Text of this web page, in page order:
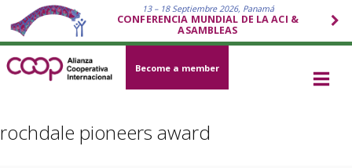
13 – 18 Septiembre 2026, Panamá
CONFERENCIA MUNDIAL DE LA ACI &
ASAMBLEAS
Become a member
rochdale pioneers award